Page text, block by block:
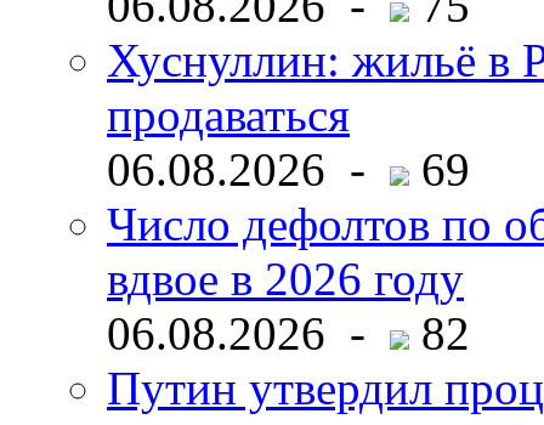
Хуснуллин: жильё в
продаваться
06.08.2026 -
69
Число дефолтов по
вдвое в 2026 году
06.08.2026 -
82
Путин утвердил